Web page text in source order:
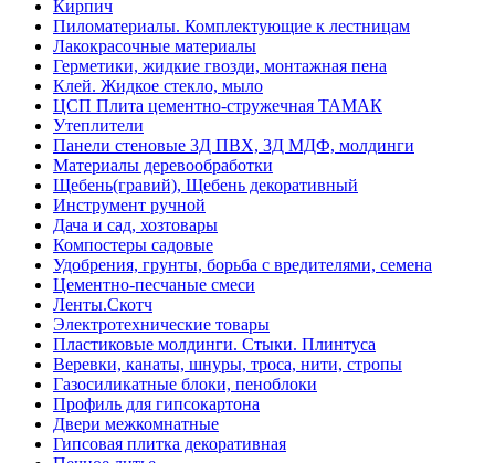
Кирпич
Пиломатериалы. Комплектующие к лестницам
Лакокрасочные материалы
Герметики, жидкие гвозди, монтажная пена
Клей. Жидкое стекло, мыло
ЦСП Плита цементно-стружечная ТАМАК
Утеплители
Панели стеновые 3Д ПВХ, 3Д МДФ, молдинги
Материалы деревообработки
Щебень(гравий), Щебень декоративный
Инструмент ручной
Дача и сад, хозтовары
Компостеры садовые
Удобрения, грунты, борьба с вредителями, семена
Цементно-песчаные смеси
Ленты.Скотч
Электротехнические товары
Пластиковые молдинги. Стыки. Плинтуса
Веревки, канаты, шнуры, троса, нити, стропы
Газосиликатные блоки, пеноблоки
Профиль для гипсокартона
Двери межкомнатные
Гипсовая плитка декоративная